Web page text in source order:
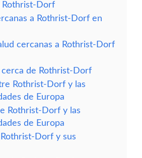
Dorf
a Rothrist-Dorf en
cercanas a Rothrist-Dorf
de Rothrist-Dorf
Rothrist-Dorf y las
de Europa
Rothrist-Dorf y las
de Europa
Dorf y sus